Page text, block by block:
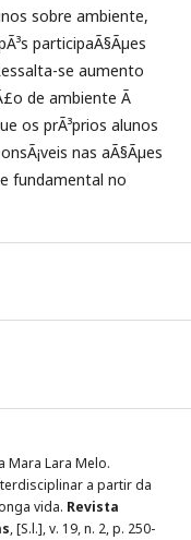
sobre ambiente,
participaÃ§Ãµes
se aumento
de ambiente Ã
os prÃ³prios alunos
nas aÃ§Ãµes
fundamental no
Mara Lara Melo.
a partir da
vida. Revista
, [S.l.], v. 19, n. 2, p. 250-